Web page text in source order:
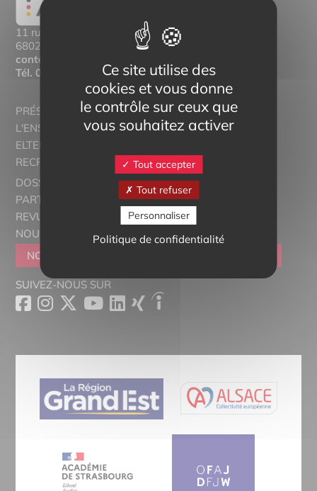
11 rue Mittlerweg,
68025 Colmar Cedex
contact@eltern-bilinguisme.org
Tél. 03 89 20 46 74
PRÉSENTATION
L'ENSEIGNEMENT BILINGUE
ELTERN ALSACE - EUROSTAGES
RECRUTORRS
DOSSIERS THÉMATIQUES
PARTENAIRES
REVUE DE PRESSE
NOUS CONTACTER
NOUS REJOINDRE
SUIVEZ-NOUS SUR
Ce site utilise des
cookies et vous donne
le contrôle sur ceux que
vous souhaitez activer
Tout accepter
Tout refuser
Personnaliser
Politique de confidentialité